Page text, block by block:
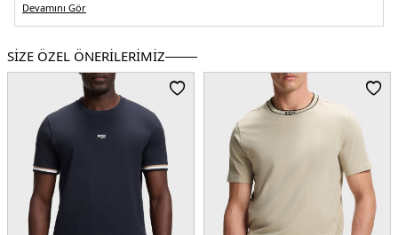
Kalıp Bilgisi :Regular Fit
Manken Ölçüsü :Kilo : 86 kg / Boy : 1.89 cm / Göğüs : 101 cm / Bel : 83 cm /
Üretim Yeri :Bangladeş
5DY150481611260.17
Devamını Gör
SİZE ÖZEL ÖNERİLERİMİZ